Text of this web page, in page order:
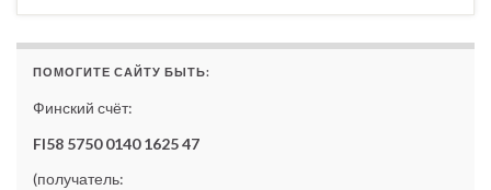
ПОМОГИТЕ САЙТУ БЫТЬ:
Финский счёт:
FI58 5750 0140 1625 47
(получатель: